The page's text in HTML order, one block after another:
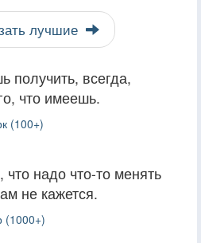
лучшие
получить, всегда,
что имеешь.
(100+)
надо что-то менять
не кажется.
(1000+)